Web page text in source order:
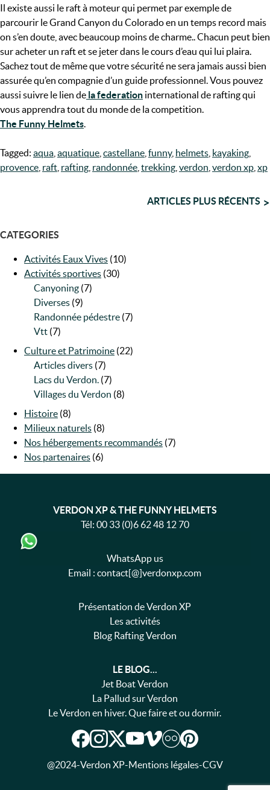
Il existe aussi le raft à moteur qui permet par exemple de
parcourir le Grand Canyon du Colorado en un temps record mais
on s’en doute, avec beaucoup moins de charme.. Chacun peut bien
sur acheter un raft et se jeter dans le cours d’eau qui lui plaira.
Sachez tout de même que votre sécurité ne sera jamais aussi bien
assurée qu’en compagnie d’un guide professionnel. Vous pouvez
aussi suivre le lien de la federation international de rafting qui
vous apprendra tout du monde de la competition.
The Funny Helmets.
Tagged: aqua aquatique castellane funny, helmets kayaking
provence raft rafting randonnée trekking verdon verdon xp xp
ARTICLES
ARTICLES PLUS RÉCENTS
CATEGORIES
Activités Eaux Vives (10)
Activités sportives (30)
Canyoning (7)
Diverses (9)
Randonnée pédestre (7)
Vtt (7)
Culture et Patrimoine (22)
Articles divers (7)
Lacs du Verdon. (7)
Villages du Verdon (8)
Histoire (8)
Milieux naturels (8)
Nos hébergements recommandés (7)
Nos partenaires (6)
VERDON XP & THE FUNNY HELMETS
Tél: 00 33 (0)6 62 48 12 70
WhatsApp us
Email : contact[@]verdonxp.com
Présentation de Verdon XP
Les activités
Blog Rafting Verdon
LE BLOG...
Jet Boat Verdon
La Pallud sur Verdon
Le Verdon en hiver. Que faire et ou dormir.
@2024-Verdon XP-Mentions légales-CGV